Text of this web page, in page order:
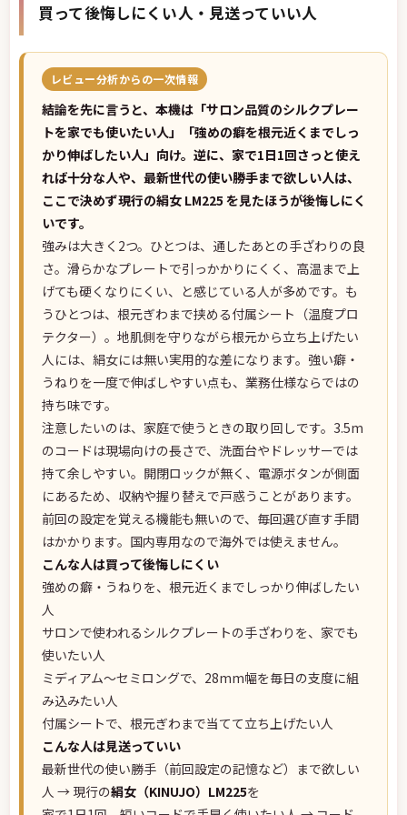
買って後悔しにくい人・見送っていい人
レビュー分析からの一次情報
結論を先に言うと、本機は「サロン品質のシルクプレー
トを家でも使いたい人」「強めの癖を根元近くまでしっ
かり伸ばしたい人」向け。逆に、家で1日1回さっと使え
れば十分な人や、最新世代の使い勝手まで欲しい人は、
ここで決めず現行の絹女 LM225 を見たほうが後悔しにく
いです。
強みは大きく2つ。ひとつは、通したあとの手ざわりの良
さ。滑らかなプレートで引っかかりにくく、高温まで上
げても硬くなりにくい、と感じている人が多めです。も
うひとつは、根元ぎわまで挟める付属シート（温度プロ
テクター）。地肌側を守りながら根元から立ち上げたい
人には、絹女には無い実用的な差になります。強い癖・
うねりを一度で伸ばしやすい点も、業務仕様ならではの
持ち味です。
注意したいのは、家庭で使うときの取り回しです。3.5m
のコードは現場向けの長さで、洗面台やドレッサーでは
持て余しやすい。開閉ロックが無く、電源ボタンが側面
にあるため、収納や握り替えで戸惑うことがあります。
前回の設定を覚える機能も無いので、毎回選び直す手間
はかかります。国内専用なので海外では使えません。
こんな人は買って後悔しにくい
強めの癖・うねりを、根元近くまでしっかり伸ばしたい
人
サロンで使われるシルクプレートの手ざわりを、家でも
使いたい人
ミディアム〜セミロングで、28mm幅を毎日の支度に組
み込みたい人
付属シートで、根元ぎわまで当てて立ち上げたい人
こんな人は見送っていい
最新世代の使い勝手（前回設定の記憶など）まで欲しい
人 → 現行の絹女（KINUJO）LM225を